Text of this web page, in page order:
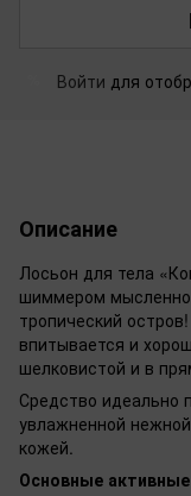
Войти для
Описание
Лосьон для тела
шиммером мысленно
тропический
впитывается и
шелковистой и в
Средство идеально
увлажненной
кожей.
Основные